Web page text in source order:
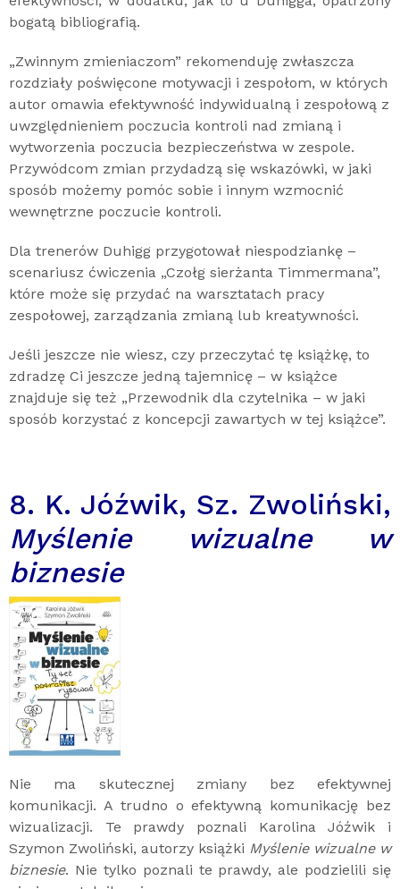
bogatą bibliografią.
„Zwinnym zmieniaczom” rekomenduję zwłaszcza
rozdziały poświęcone motywacji i zespołom, w których
autor omawia efektywność indywidualną i zespołową z
uwzględnieniem poczucia kontroli nad zmianą i
wytworzenia poczucia bezpieczeństwa w zespole.
Przywódcom zmian przydadzą się wskazówki, w jaki
sposób możemy pomóc sobie i innym wzmocnić
wewnętrzne poczucie kontroli.
Dla trenerów Duhigg przygotował niespodziankę –
scenariusz ćwiczenia „Czołg sierżanta Timmermana”,
które może się przydać na warsztatach pracy
zespołowej, zarządzania zmianą lub kreatywności.
Jeśli jeszcze nie wiesz, czy przeczytać tę książkę, to
zdradzę Ci jeszcze jedną tajemnicę – w książce
znajduje się też „Przewodnik dla czytelnika – w jaki
sposób korzystać z koncepcji zawartych w tej książce”.
8. K. Jóźwik, Sz. Zwoliński,
Myślenie wizualne w
biznesie
Nie ma skutecznej zmiany bez efektywnej
komunikacji. A trudno o efektywną komunikację bez
wizualizacji. Te prawdy poznali Karolina Jóźwik i
Szymon Zwoliński, autorzy książki Myślenie wizualne w
biznesie. Nie tylko poznali te prawdy, ale podzielili się